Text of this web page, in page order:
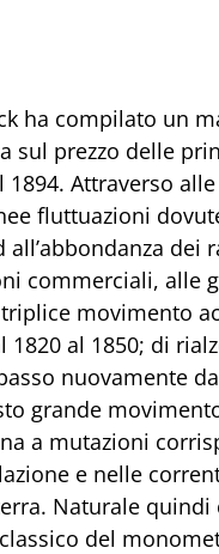
ha compilato un
sul prezzo delle
1894. Attraverso alle
fluttuazioni
all’abbondanza dei
commerciali, alle
movimento
1820 al 1850; di
nuovamente
grande
a mutazioni
e nelle
Naturale quindi
del